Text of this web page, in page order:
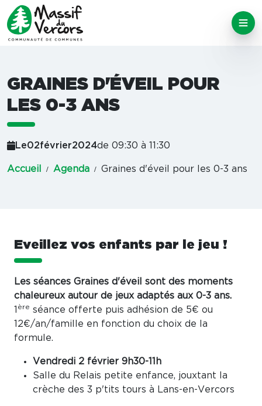
GRAINES D'ÉVEIL POUR
LES 0-3 ANS
Le02février2024de 09:30 à 11:30
Accueil Agenda Graines d'éveil pour les 0-3 ans
Eveillez vos enfants par le jeu !
Les séances Graines d'éveil sont des moments
chaleureux autour de jeux adaptés aux 0-3 ans.
1 ère séance offerte puis adhésion de 5€ ou
12€/an/famille en fonction du choix de la
formule.
Vendredi 2 février 9h30-11h
Salle du Relais petite enfance, jouxtant la
crèche des 3 p'tits tours à Lans-en-Vercors